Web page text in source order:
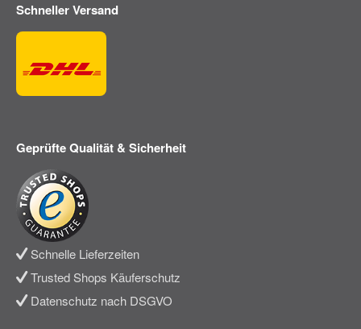
Schneller Versand
Geprüfte Qualität & Sicherheit
Schnelle Lieferzeiten
Trusted Shops Käuferschutz
Datenschutz nach DSGVO